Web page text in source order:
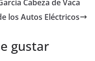
Cabeza de Vaca
los Autos Eléctricos
gustar